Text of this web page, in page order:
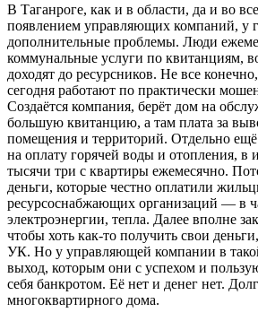
В Таганроге, как и в области, да и во
появлением управляющих компаний, у
дополнительные проблемы. Люди
коммунальные услуги по квитанциям,
доходят до ресурсников. Не все
сегодня работают по практически
Создаётся компания, берёт дом на
большую квитанцию, а там плата за
помещения и территорий. Отдельно
на оплату горячей воды и отопления,
тысячи три с квартиры ежемесячно.
деньги, которые честно оплатили
ресурсоснабжающих организаций — в
электроэнергии, тепла. Далее вполне
чтобы хоть как-то получить свои
УК. Но у управляющей компании в
выход, которым они с успехом и
себя банкротом. Её нет и денег нет.
многоквартирного дома.